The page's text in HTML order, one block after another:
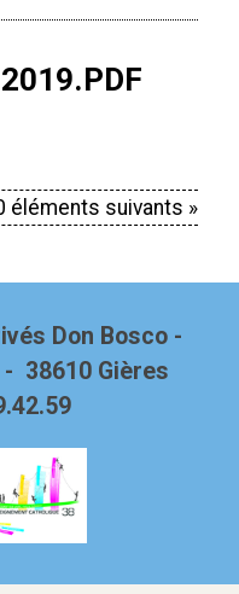
éléments suivants »
Don Bosco -
- 38610 Gières